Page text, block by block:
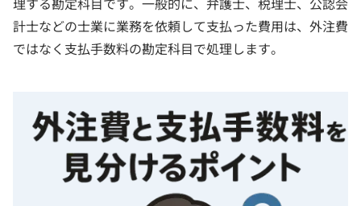
計士などの士業に業務を依頼して支払った費用は、外注費
ではなく支払手数料の勘定科目で処理します。